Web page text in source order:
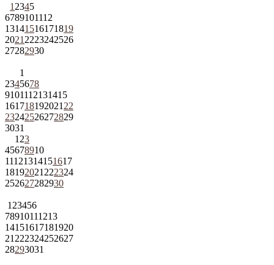
1 2345
6789101112
13141516171819
2021 2223242526
27282930
1
2345678
9101112131415
161718192021 22
23242526272829
3031
1 23
45678910
11121314151617
18192021 222324
252627282930
1 23456
78910111213
14151617181920
21 222324252627
28293031